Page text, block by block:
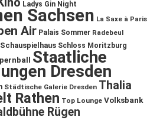
Ladys Gin Night
Sachsen La Saxe à Paris
Air Palais Sommer Radebeul
Schauspielhaus Schloss Moritzburg
Staatliche
Dresden
Städtische Galerie Dresden Thalia
Rathen Top Lounge Volksbank
Rügen